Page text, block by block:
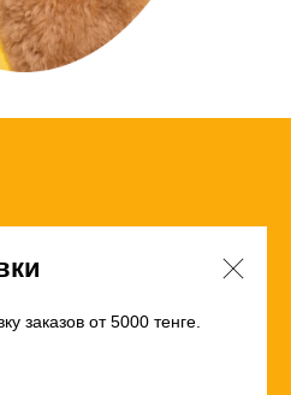
заказов от 5000 тенге.